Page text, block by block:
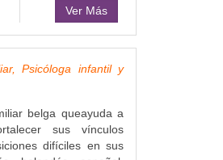
Ver Más
Psicóloga infantil y
belga queayuda a
sus vínculos
difíciles en sus